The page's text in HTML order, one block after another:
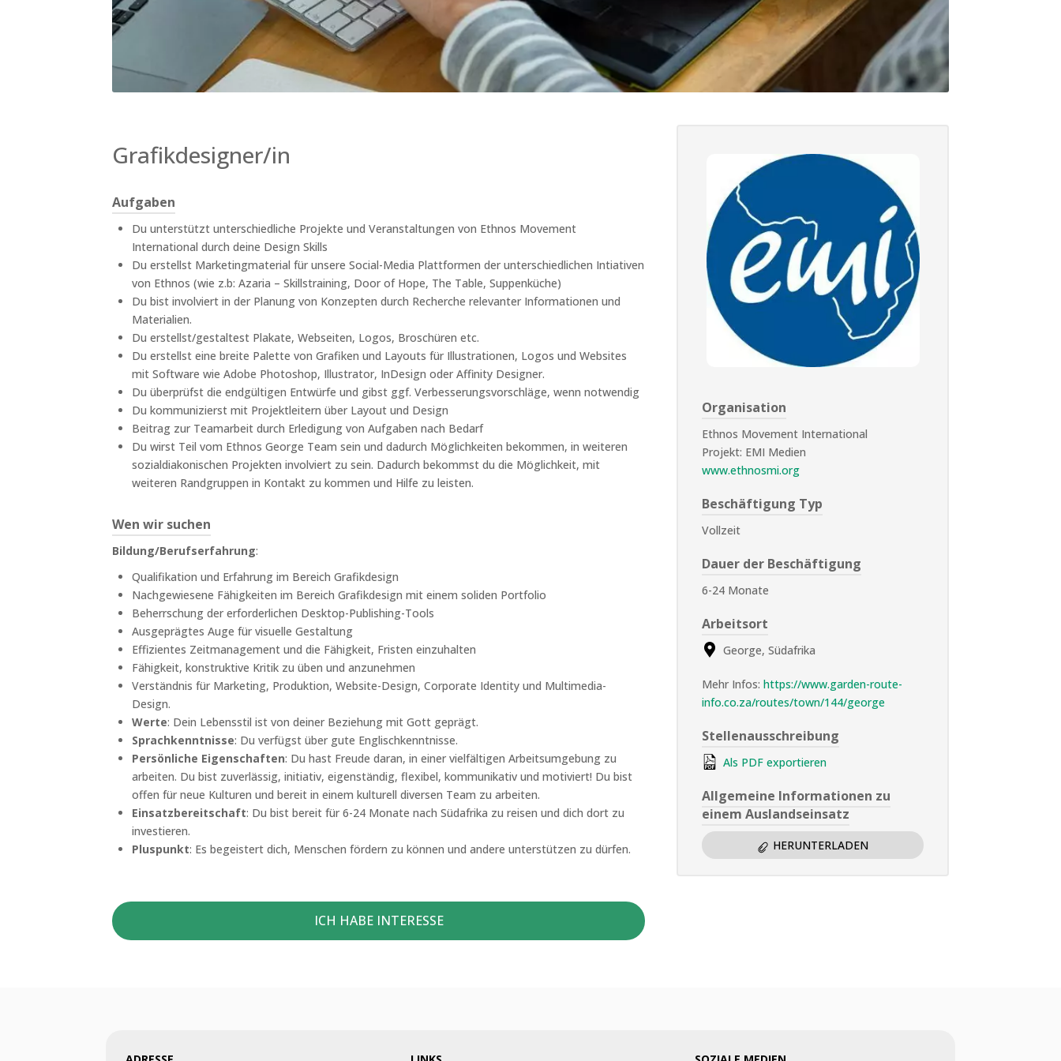
Grafikdesigner/in
Aufgaben
Du unterstützt unterschiedliche Projekte und Veranstaltungen von Ethnos Movement
International durch deine Design Skills
Du erstellst Marketingmaterial für unsere Social-Media Plattformen der unterschiedlichen Intiativen
von Ethnos (wie z.b: Azaria – Skillstraining, Door of Hope, The Table, Suppenküche)
Du bist involviert in der Planung von Konzepten durch Recherche relevanter Informationen und
Materialien.
Du erstellst/gestaltest Plakate, Webseiten, Logos, Broschüren etc.
Du erstellst eine breite Palette von Grafiken und Layouts für Illustrationen, Logos und Websites
mit Software wie Adobe Photoshop, Illustrator, InDesign oder Affinity Designer.
Du überprüfst die endgültigen Entwürfe und gibst ggf. Verbesserungsvorschläge, wenn notwendig
Du kommunizierst mit Projektleitern über Layout und Design
Beitrag zur Teamarbeit durch Erledigung von Aufgaben nach Bedarf
Du wirst Teil vom Ethnos George Team sein und dadurch Möglichkeiten bekommen, in weiteren
sozialdiakonischen Projekten involviert zu sein. Dadurch bekommst du die Möglichkeit, mit
weiteren Randgruppen in Kontakt zu kommen und Hilfe zu leisten.
Wen wir suchen
Bildung/Berufserfahrung:
Qualifikation und Erfahrung im Bereich Grafikdesign
Nachgewiesene Fähigkeiten im Bereich Grafikdesign mit einem soliden Portfolio
Beherrschung der erforderlichen Desktop-Publishing-Tools
Ausgeprägtes Auge für visuelle Gestaltung
Effizientes Zeitmanagement und die Fähigkeit, Fristen einzuhalten
Fähigkeit, konstruktive Kritik zu üben und anzunehmen
Verständnis für Marketing, Produktion, Website-Design, Corporate Identity und Multimedia-
Design.
Werte: Dein Lebensstil ist von deiner Beziehung mit Gott geprägt.
Sprachkenntnisse: Du verfügst über gute Englischkenntnisse.
Persönliche Eigenschaften: Du hast Freude daran, in einer vielfältigen Arbeitsumgebung zu
arbeiten. Du bist zuverlässig, initiativ, eigenständig, flexibel, kommunikativ und motiviert! Du bist
offen für neue Kulturen und bereit in einem kulturell diversen Team zu arbeiten.
Einsatzbereitschaft: Du bist bereit für 6-24 Monate nach Südafrika zu reisen und dich dort zu
investieren.
Pluspunkt: Es begeistert dich, Menschen fördern zu können und andere unterstützen zu dürfen.
ICH HABE INTERESSE
Organisation
Ethnos Movement International
Projekt: EMI Medien
www.ethnosmi.org
Beschäftigung Typ
Vollzeit
Dauer der Beschäftigung
6-24 Monate
Arbeitsort
George, Südafrika
Mehr Infos: https://www.garden-route-
info.co.za/routes/town/144/george
Stellenausschreibung
Als PDF exportieren
Allgemeine Informationen zu
einem Auslandseinsatz
HERUNTERLADEN